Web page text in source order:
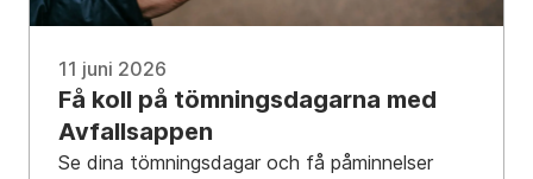
11 juni 2026
Få koll på tömningsdagarna med
Avfallsappen
Se dina tömningsdagar och få påminnelser